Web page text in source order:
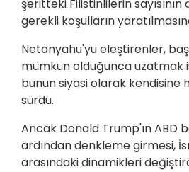
şeritteki Filistinlilerin sayısının
gerekli koşulların
Netanyahu'yu eleştirenler,
mümkün olduğunca uzatmak
bunun siyasi olarak kendisine
sürdü.
Ancak Donald Trump'ın ABD
ardından denkleme girmesi,
arasındaki dinamikleri